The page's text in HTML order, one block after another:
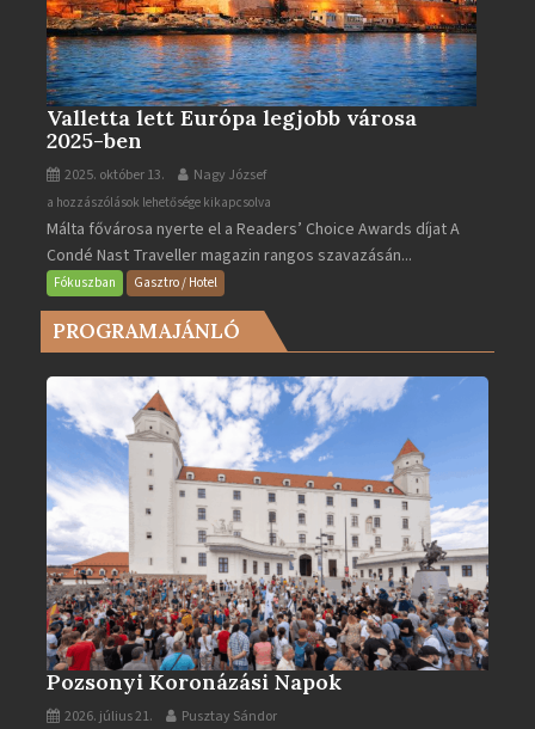
Valletta lett Európa legjobb városa
2025-ben
2025. október 13. Nagy József
Valletta
lett
Európa
legjobb
városa
2025-
bejegyzéshez
a hozzászólások lehetősége kikapcsolva
Málta fővárosa nyerte el a Readers’ Choice Awards díjat A
Condé Nast Traveller magazin rangos szavazásán...
Fókuszban Gasztro / Hotel
PROGRAMAJÁNLÓ
Pozsonyi Koronázási Napok
2026. július 21. Pusztay Sándor